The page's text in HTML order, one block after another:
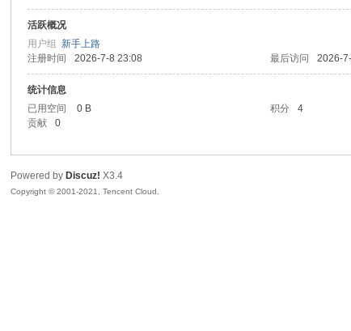
活跃概况
用户组新手上路
注册时间
2026-7-8 23:08 最后访问 2026-
统计信息
已用空间
0 B 积分 4
贡献
0
Powered by Discuz! X3.4
Copyright © 2001-2021, Tencent Cloud.